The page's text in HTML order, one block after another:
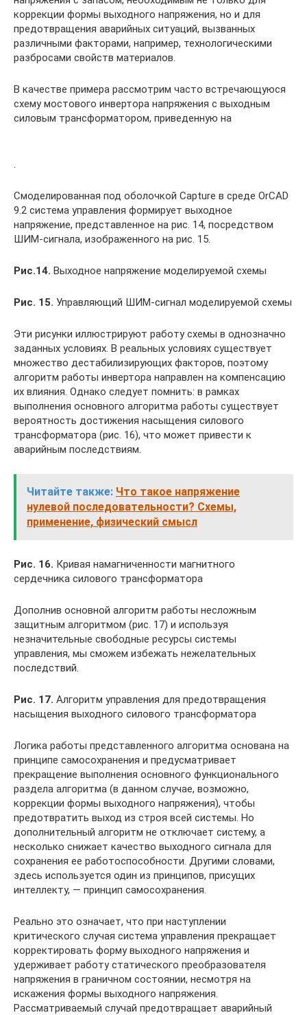
коррекции формы выходного напряжения, но и для
предотвращения аварийных ситуаций, вызванных
различными факторами, например, технологическими
разбросами свойств материалов.
В качестве примера рассмотрим часто встречающуюся
схему мостового инвертора напряжения с выходным
силовым трансформатором, приведенную на
.
Смоделированная под оболочкой Capture в среде OrCAD
9.2 система управления формирует выходное
напряжение, представленное на рис. 14, посредством
ШИМ-сигнала, изображенного на рис. 15.
Рис.14. Выходное напряжение моделируемой схемы
Рис. 15. Управляющий ШИМ-сигнал моделируемой схемы
Эти рисунки иллюстрируют работу схемы в однозначно
заданных условиях. В реальных условиях существует
множество дестабилизирующих факторов, поэтому
алгоритм работы инвертора направлен на компенсацию
их влияния. Однако следует помнить: в рамках
выполнения основного алгоритма работы существует
вероятность достижения насыщения силового
трансформатора (рис. 16), что может привести к
аварийным последствиям.
Читайте также: Что такое напряжение
нулевой последовательности? Схемы,
применение, физический смысл
Рис. 16. Кривая намагниченности магнитного
сердечника силового трансформатора
Дополнив основной алгоритм работы несложным
защитным алгоритмом (рис. 17) и используя
незначительные свободные ресурсы системы
управления, мы сможем избежать нежелательных
последствий.
Рис. 17. Алгоритм управления для предотвращения
насыщения выходного силового трансформатора
Логика работы представленного алгоритма основана на
принципе самосохранения и предусматривает
прекращение выполнения основного функционального
раздела алгоритма (в данном случае, возможно,
коррекции формы выходного напряжения), чтобы
предотвратить выход из строя всей системы. Но
дополнительный алгоритм не отключает систему, а
несколько снижает качество выходного сигнала для
сохранения ее работоспособности. Другими словами,
здесь используется один из принципов, присущих
интеллекту, — принцип самосохранения.
Реально это означает, что при наступлении
критического случая система управления прекращает
корректировать форму выходного напряжения и
удерживает работу статического преобразователя
напряжения в граничном состоянии, несмотря на
искажения формы выходного напряжения.
Рассматриваемый случай предотвращает аварийный